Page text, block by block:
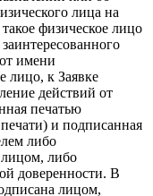
лица на
физическое лицо
имени
лицо, к Заявке
действий от
печатью
и подписанная
либо
либо
доверенности. В
лицом,